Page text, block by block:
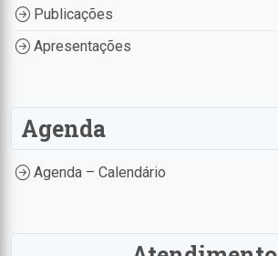
Publicações
Apresentações
Agenda
Agenda – Calendário